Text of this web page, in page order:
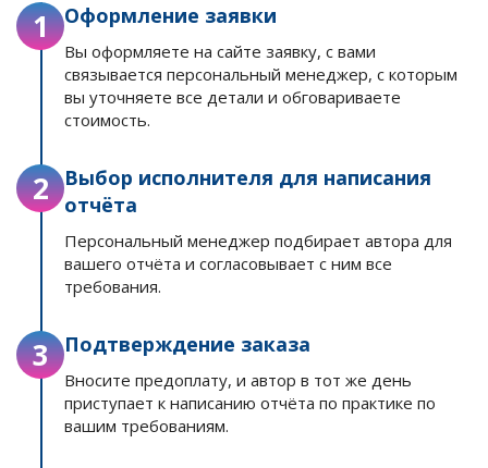
1 Оформление заявки
Вы оформляете на сайте заявку, с вами
связывается персональный менеджер, с которым
вы уточняете все детали и обговариваете
стоимость.
2
Выбор исполнителя для написания
отчёта
Персональный менеджер подбирает автора для
вашего отчёта и согласовывает с ним все
требования.
3 Подтверждение заказа
Вносите предоплату, и автор в тот же день
приступает к написанию отчёта по практике по
вашим требованиям.